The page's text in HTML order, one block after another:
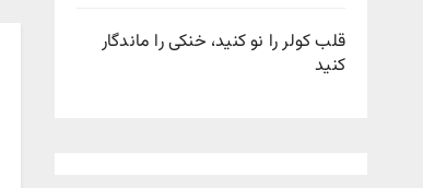
قلب کولر را نو کنید، خنکی را ماندگار
کنید